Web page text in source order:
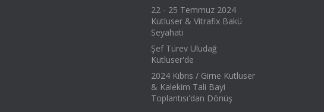
22 - 25 Temmuz 2024
Kutluser & Vitrafix Bakü
Seyahati
Şef Türev Uludağ
Kutluser'de
2024 Kıbrıs / Girne Kutluser
& Kalekim Tali Bayi
Toplantısı'dan Dönüş